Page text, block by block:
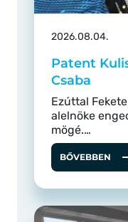
2026.08.04.
Patent
Csaba
Ezúttal
alelnöke
mögé.…
BŐVEBBEN